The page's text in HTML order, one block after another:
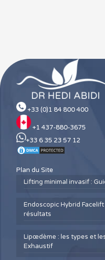
+33 (0)1 84 800 400
+1 437-880-3675
+33 6 35 23 57 12
Plan du Site
Lifting minimal invasif :
Endoscopic Hybrid
résultats
Lipœdème : les types et
Exhaustif